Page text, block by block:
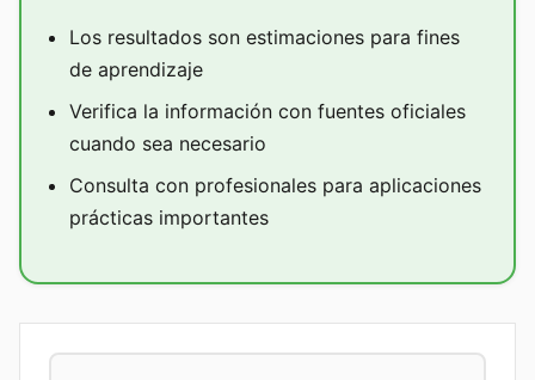
Los resultados son estimaciones para fines
de aprendizaje
Verifica la información con fuentes oficiales
cuando sea necesario
Consulta con profesionales para aplicaciones
prácticas importantes